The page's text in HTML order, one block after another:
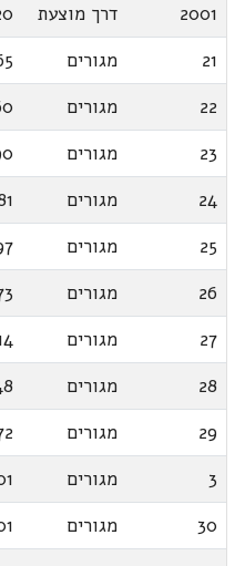
2001
דרך מוצעת
21
מגורים
22
מגורים
23
מגורים
24
מגורים
25
מגורים
26
מגורים
27
מגורים
28
מגורים
29
מגורים
3
מגורים
30
מגורים